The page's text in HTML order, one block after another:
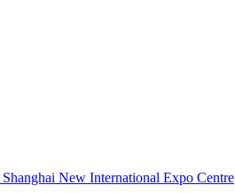
New International Expo Centre